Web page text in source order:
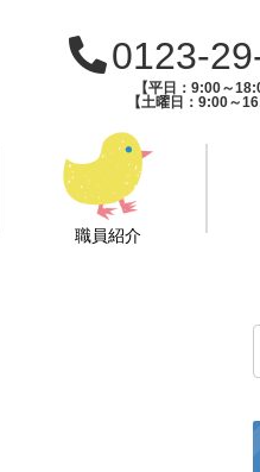
0123-
【平日：9:00～
【土曜日：9:00～
職員紹介